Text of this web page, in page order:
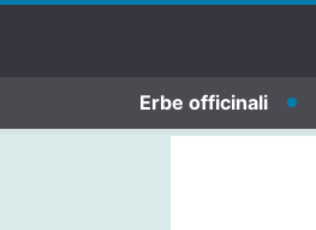
Erbe officinali